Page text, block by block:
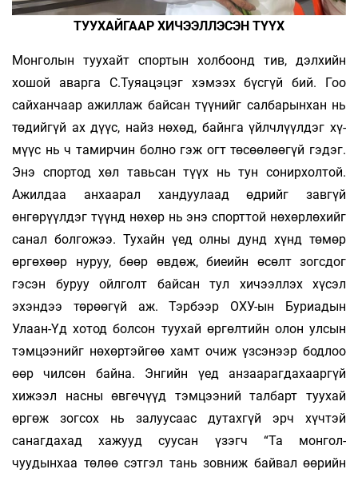
ТУУХАЙГААР ХИЧЭЭЛЛЭСЭН ТҮҮХ
Монголын туухайт спортын холбоонд тив, дэлхийн
хошой аварга С.Туяацэцэг хэмээх бүсгүй бий. Гоо
сайханчаар ажиллаж байсан түүнийг салбарынхан нь
төдийгүй ах дүүс, найз нөхөд, байнга үйлчлүүлдэг хү­
мүүс нь ч тамирчин болно гэж огт төсөөлөөгүй гэдэг.
Энэ спортод хөл тавьсан түүх нь тун сонирхолтой.
Ажилдаа анхаарал хандуулаад өдрийг завгүй
өнгөрүүлдэг түүнд нөхөр нь энэ спорт­той нөхөрлөхийг
санал болгожээ. Тухайн үед олны дунд хүнд төмөр
өргөхөөр нуруу, бөөр өвдөж, биеийн өсөлт зогсдог
гэсэн буруу ойлголт байсан тул хичээллэх хүсэл
эхэндээ төрөөгүй аж. Тэрбээр ОХУ-ын Буриадын
Улаан-Үд хотод болсон туухай өргөлтийн олон улсын
тэмцээнийг нөхөр­тэйгөө хамт очиж үзсэнээр бодлоо
өөр­ чилсөн байна. Энгийн үед анзаарагдахааргүй
хижээл насны өвгөчүүд тэмцээний талбарт туухай
өргөж зогсох нь залуусаас дутахгүй эрч хүчтэй
санагдахад хажууд суусан үзэгч “Та монгол­
чуудынхаа төлөө сэтгэл тань зовниж байвал өөрийн